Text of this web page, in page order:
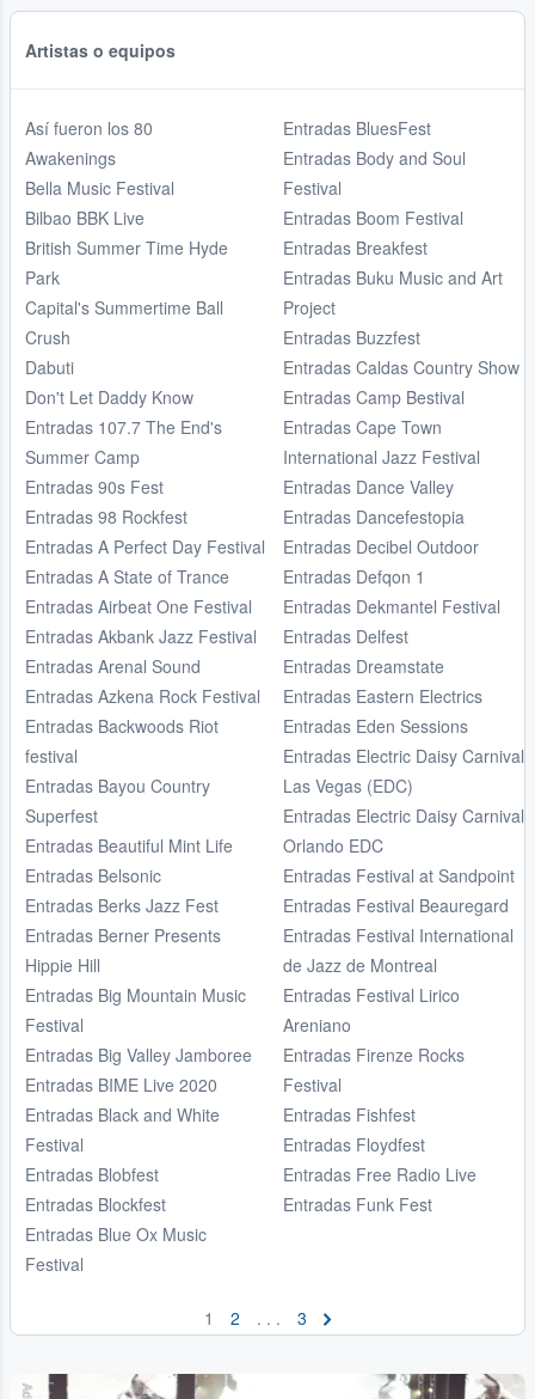
Artistas o equipos
Así fueron los 80
Awakenings
Bella Music Festival
Bilbao BBK Live
British Summer Time Hyde
Park
Capital's Summertime Ball
Crush
Dabuti
Don't Let Daddy Know
Entradas 107.7 The End's
Summer Camp
Entradas 90s Fest
Entradas 98 Rockfest
Entradas A Perfect Day Festival
Entradas A State of Trance
Entradas Airbeat One Festival
Entradas Akbank Jazz Festival
Entradas Arenal Sound
Entradas Azkena Rock Festival
Entradas Backwoods Riot
festival
Entradas Bayou Country
Superfest
Entradas Beautiful Mint Life
Entradas Belsonic
Entradas Berks Jazz Fest
Entradas Berner Presents
Hippie Hill
Entradas Big Mountain Music
Festival
Entradas Big Valley Jamboree
Entradas BIME Live 2020
Entradas Black and White
Festival
Entradas Blobfest
Entradas Blockfest
Entradas Blue Ox Music
Festival
Entradas BluesFest
Entradas Body and Soul
Festival
Entradas Boom Festival
Entradas Breakfest
Entradas Buku Music and Art
Project
Entradas Buzzfest
Entradas Caldas Country Show
Entradas Camp Bestival
Entradas Cape Town
International Jazz Festival
Entradas Dance Valley
Entradas Dancefestopia
Entradas Decibel Outdoor
Entradas Defqon 1
Entradas Dekmantel Festival
Entradas Delfest
Entradas Dreamstate
Entradas Eastern Electrics
Entradas Eden Sessions
Entradas Electric Daisy Carnival
Las Vegas (EDC)
Entradas Electric Daisy Carnival
Orlando EDC
Entradas Festival at Sandpoint
Entradas Festival Beauregard
Entradas Festival International
de Jazz de Montreal
Entradas Festival Lirico
Areniano
Entradas Firenze Rocks
Festival
Entradas Fishfest
Entradas Floydfest
Entradas Free Radio Live
Entradas Funk Fest
1 2 . . . 3